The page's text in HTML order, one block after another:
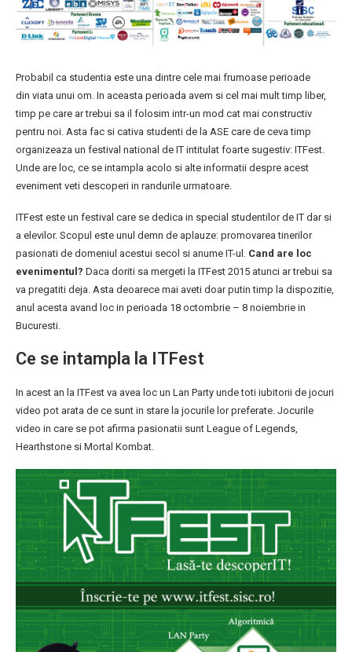
Probabil ca studentia este una dintre cele mai frumoase perioade
din viata unui om. In aceasta perioada avem si cel mai mult timp liber,
timp pe care ar trebui sa il folosim intr-un mod cat mai constructiv
pentru noi. Asta fac si cativa studenti de la ASE care de ceva timp
organizeaza un festival national de IT intitulat foarte sugestiv: ITFest.
Unde are loc, ce se intampla acolo si alte informatii despre acest
eveniment veti descoperi in randurile urmatoare.
ITFest este un festival care se dedica in special studentilor de IT dar si
a elevilor. Scopul este unul demn de aplauze: promovarea tinerilor
pasionati de domeniul acestui secol si anume IT-ul. Cand are loc
evenimentul? Daca doriti sa mergeti la ITFest 2015 atunci ar trebui sa
va pregatiti deja. Asta deoarece mai aveti doar putin timp la dispozitie,
anul acesta avand loc in perioada 18 octombrie – 8 noiembrie in
Bucuresti.
Ce se intampla la ITFest
In acest an la ITFest va avea loc un Lan Party unde toti iubitorii de jocuri
video pot arata de ce sunt in stare la jocurile lor preferate. Jocurile
video in care se pot afirma pasionatii sunt League of Legends,
Hearthstone si Mortal Kombat.